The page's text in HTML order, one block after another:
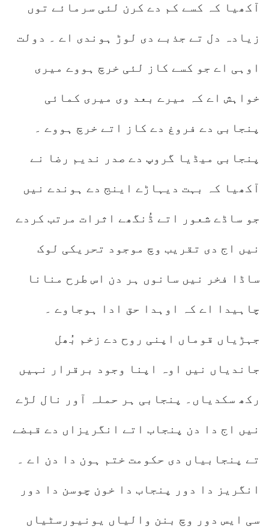
آکھیا کہ کسے کم دے کرن لئی سرمائے توں
زیادہ دل تے جذبے دی لوڑ ہوندی اے ۔ دولت
اوہی اے جو کسے کاز لئی خرچ ہووے میری
خواہش اے کہ میرے بعد وی میری کمائی
پنجابی دے فروغ دے کاز اتے خرچ ہووے ۔
پنجابی میڈیا گروپ دے صدر ندیم رضا نے
آکھیا کہ بہت دیہاڑے اینج دے ہوندے نیں
جو ساڈے شعور اتے ڈُنگھے اثرات مرتب کردے
نیں اج دی تقریب وچ موجود تحریکی لوک
ساڈا فخر نیں سانوں ہر دن اس طرح منانا
چاہیدا اے کہ اوہدا حق ادا ہوجاوے ۔
جہڑیاں قوماں اپنی روح دے زخم بُھل
جاندیاں نیں اوہ اپنا وجود برقرار نہیں
رکھ سکدیاں۔ پنجابی ہر حملہ آور نال لڑے
نیں اج دا دن پنجاب اتے انگریزاں دے قبضے
تے پنجابیاں دی حکومت ختم ہون دا دن اے ۔
انگریز دا دور پنجاب دا خون چوسن دا دور
سی ایس دور وچ بنن والیاں یونیورسٹیاں